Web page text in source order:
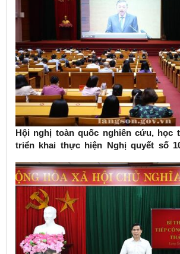
Hội nghị toàn quốc nghiên cứu, học
triển khai thực hiện Nghị quyết số